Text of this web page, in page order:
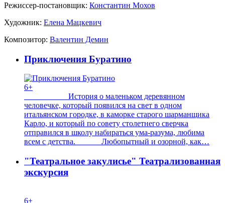
Режиссер-постановщик: Константин Мохов
Художник: Елена Мацкевич
Композитор: Валентин Демин
Приключения Буратино
6+
История о маленьком деревянном
человечке, который появился на свет в одном
итальянском городке, в каморке старого шарманщика
Карло, и который по совету столетнего сверчка
отправился в школу набираться ума-разума, любима
всем с детства. Любопытный и озорной, как…
"Театральное закулисье" Театрализованная
экскурсия
6+